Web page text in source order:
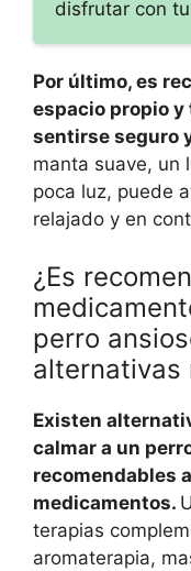
disfrutar con
Por último, es
espacio propio
sentirse seguro
manta suave, un
poca luz, puede
relajado y en
¿Es
perro
alternativas
Existen
calmar a un
recomendables
medicamentos.
terapias
aromaterapia,